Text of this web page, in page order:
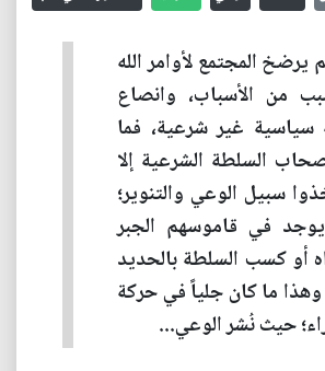
المجتمع لأوامر الله
من الأسباب، وانصاع
سياسية غير شرعية، فما
السلطة الشرعية إلا
سبيل الوعي والتنوير؛
في قاموسهم الجبر
أو كسب السلطة بالحديد
وهذا ما كان جلياً في حركة
حيث نُشر الوعي...